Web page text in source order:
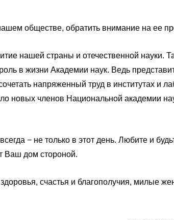
обществе, обратить внимание на ее
нашей страны и отечественной науки.
в жизни Академии наук. Ведь
напряженный труд в институтах и
новых членов Национальной академии
− не только в этот день. Любите и
Ваш дом стороной.
счастья и благополучия, милые